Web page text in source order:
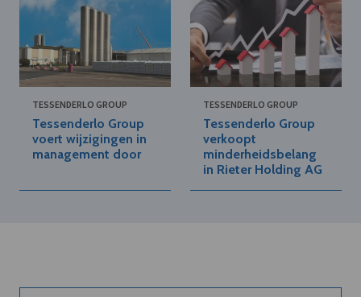
TESSENDERLO GROUP
Tessenderlo Group
voert wijzigingen in
management door
TESSENDERLO GROUP
Tessenderlo Group
verkoopt
minderheidsbelang
in Rieter Holding AG